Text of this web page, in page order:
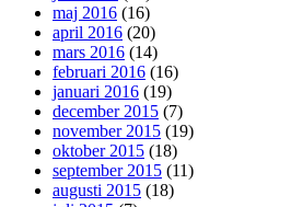
maj 2016 (16)
april 2016 (20)
mars 2016 (14)
februari 2016 (16)
januari 2016 (19)
december 2015 (7)
november 2015 (19)
oktober 2015 (18)
september 2015 (11)
augusti 2015 (18)